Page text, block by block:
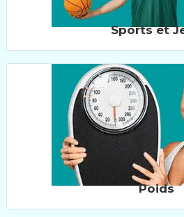
Sports et
Poids